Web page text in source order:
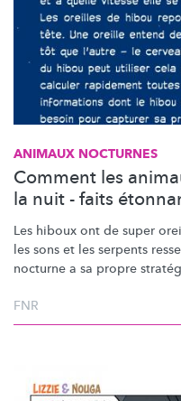
ANIMAUX NOCTURNES
Comment les
la nuit - faits
Les hiboux ont de super
les sons et les serpents
nocturne a sa propre
FNR